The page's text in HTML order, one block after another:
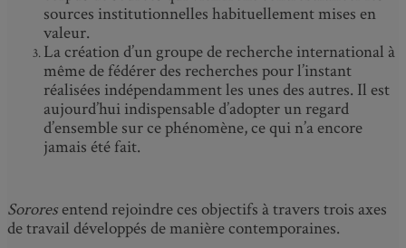
sources institutionnelles habituellement mises en
valeur.
La création d’un groupe de recherche international à
même de fédérer des recherches pour l’instant
réalisées indépendamment les unes des autres. Il est
aujourd’hui indispensable d’adopter un regard
d’ensemble sur ce phénomène, ce qui n’a encore
jamais été fait.
Sororesentend rejoindre ces objectifs à travers trois axes
de travail développés de manière contemporaines.